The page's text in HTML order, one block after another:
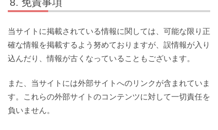
当サイトに掲載されている情報に関しては、可能な限り正
確な情報を掲載するよう努めておりますが、誤情報が入り
込んだり、情報が古くなっていることもございます。
また、当サイトには外部サイトへのリンクが含まれていま
す。これらの外部サイトのコンテンツに対して一切責任を
負いません。